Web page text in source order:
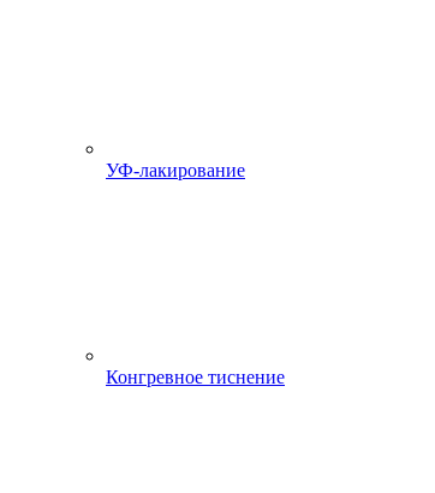
УФ-лакирование
Конгревное тиснение